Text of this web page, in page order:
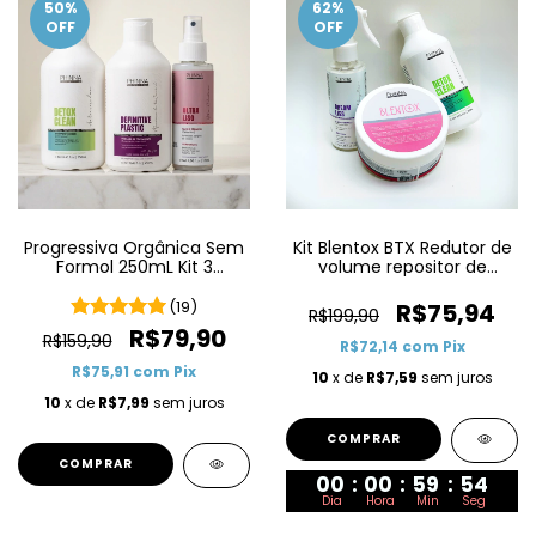
50%
OFF
Progressiva Orgânica Sem
Formol 250mL Kit 3
(19)
R$159,90 R$79,90
R$75,91 com Pix
10 x de R$7,99 sem juros
62%
OFF
Kit Blentox BTX Redutor de
volume repositor de
+Dream Liss) 200G
R$199,90 R$75,94
R$72,14 com Pix
10 x de R$7,59 sem juros
00 : 00 : 59 : 53
Dia Hora Min Seg